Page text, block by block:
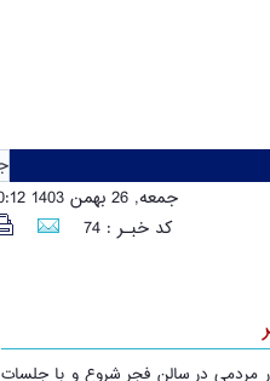
جمعه, 26 بهمن 1403 10:12
کد خبـر : 74
مردمی در سالن فجر شروع و با جلسات